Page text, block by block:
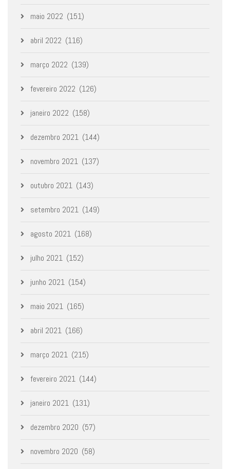
maio 2022 (151)
abril 2022 (116)
março 2022 (139)
fevereiro 2022 (126)
janeiro 2022 (158)
dezembro 2021 (144)
novembro 2021 (137)
outubro 2021 (143)
setembro 2021 (149)
agosto 2021 (168)
julho 2021 (152)
junho 2021 (154)
maio 2021 (165)
abril 2021 (166)
março 2021 (215)
fevereiro 2021 (144)
janeiro 2021 (131)
dezembro 2020 (57)
novembro 2020 (58)